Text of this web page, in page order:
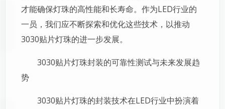
才能确保灯珠的高性能和长寿命。作为LED行业的
一员，我们应不断探索和优化这些技术，以推动
3030贴片灯珠的进一步发展。
3030贴片灯珠封装的可靠性测试与未来发展趋
势
3030贴片灯珠的封装技术在LED行业中扮演着